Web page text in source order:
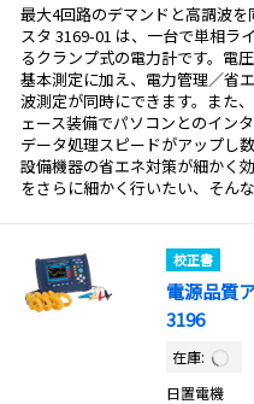
最大4回路のデマンドと高調波
スタ 3169-01 は、一台で単相ラ
るクランプ式の電力計です。電
基本測定に加え、電力管理／省
波測定が同時にできます。また
ェース装備でパソコンとのイン
データ処理スピードがアップし
設備機器の省エネ対策が細かく
をさらに細かく行いたい、そん
校正書
電源品質
3196
在庫:
日置電機